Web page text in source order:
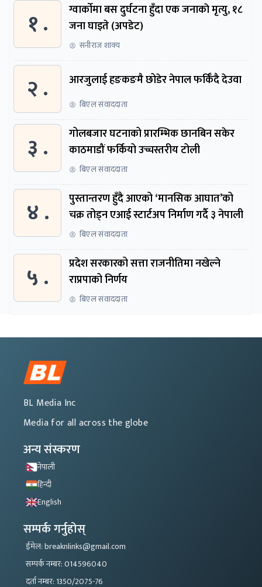
१ .
ग्वार्काेमा बस दुर्घटना हुँदा एक जनाकाे मृत्यु, १८
जना घाइते (अपडेट)
सनीराज शाक्य
२ . आरजुलाई हङकङमै छोडेर नेपाल फर्किँदै देउवा
बिएल संवाददाता
३ .
गोलबजार घटनाको प्रारम्भिक छानबिन सकेर
काठमाडौं फर्कियो उच्चस्तरीय टोली
बिएल संवाददाता
४ .
पुस्तान्तरण हुँदै आएको ‘मानसिक आघात’को
चक्र तोड्न एआई स्टार्टअप निर्माण गर्दै ३ नेपाली
बिएल संवाददाता
५ .
प्रदेश सरकारको सत्ता राजनीतिमा नखेल्ने
राप्रपाको निर्णय
बिएल संवाददाता
BL Media Inc
Media for all across the globe
अन्य संस्करण
नेपाली
हिन्दी
English
सम्पर्क गर्नुहोस्
ईमेल: breaknlinks@gmail.com
सम्पर्क नम्बर: 014596040
दर्ता नम्बर: 1350/2075-76